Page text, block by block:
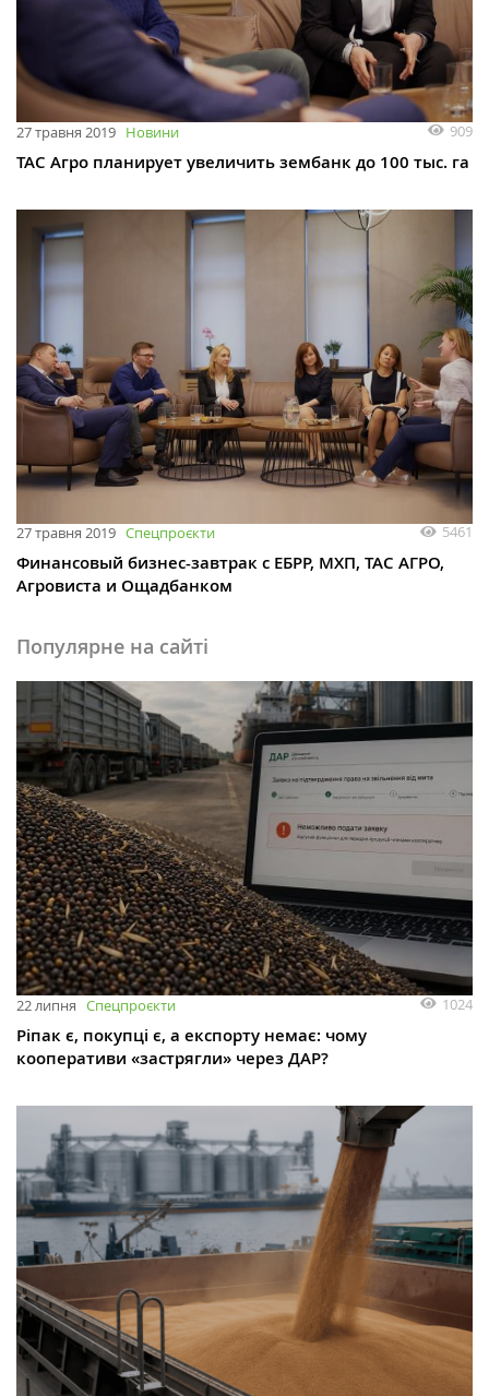
27 травня 2019 Новини 909
ТАС Агро планирует увеличить зембанк до 100 тыс. га
27 травня 2019 Спецпроєкти 5461
Финансовый бизнес-завтрак с EБРР, МХП, ТАС АГРО,
Агровиста и Ощадбанком
Популярне на сайті
22 липня Спецпроєкти 1024
Ріпак є, покупці є, а експорту немає: чому
кооперативи «застрягли» через ДАР?